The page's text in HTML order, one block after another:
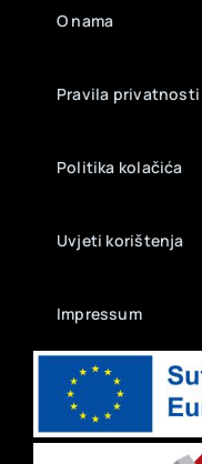
O nama
Pravila privatnosti
Politika kolačića
Uvjeti korištenja
Impressum